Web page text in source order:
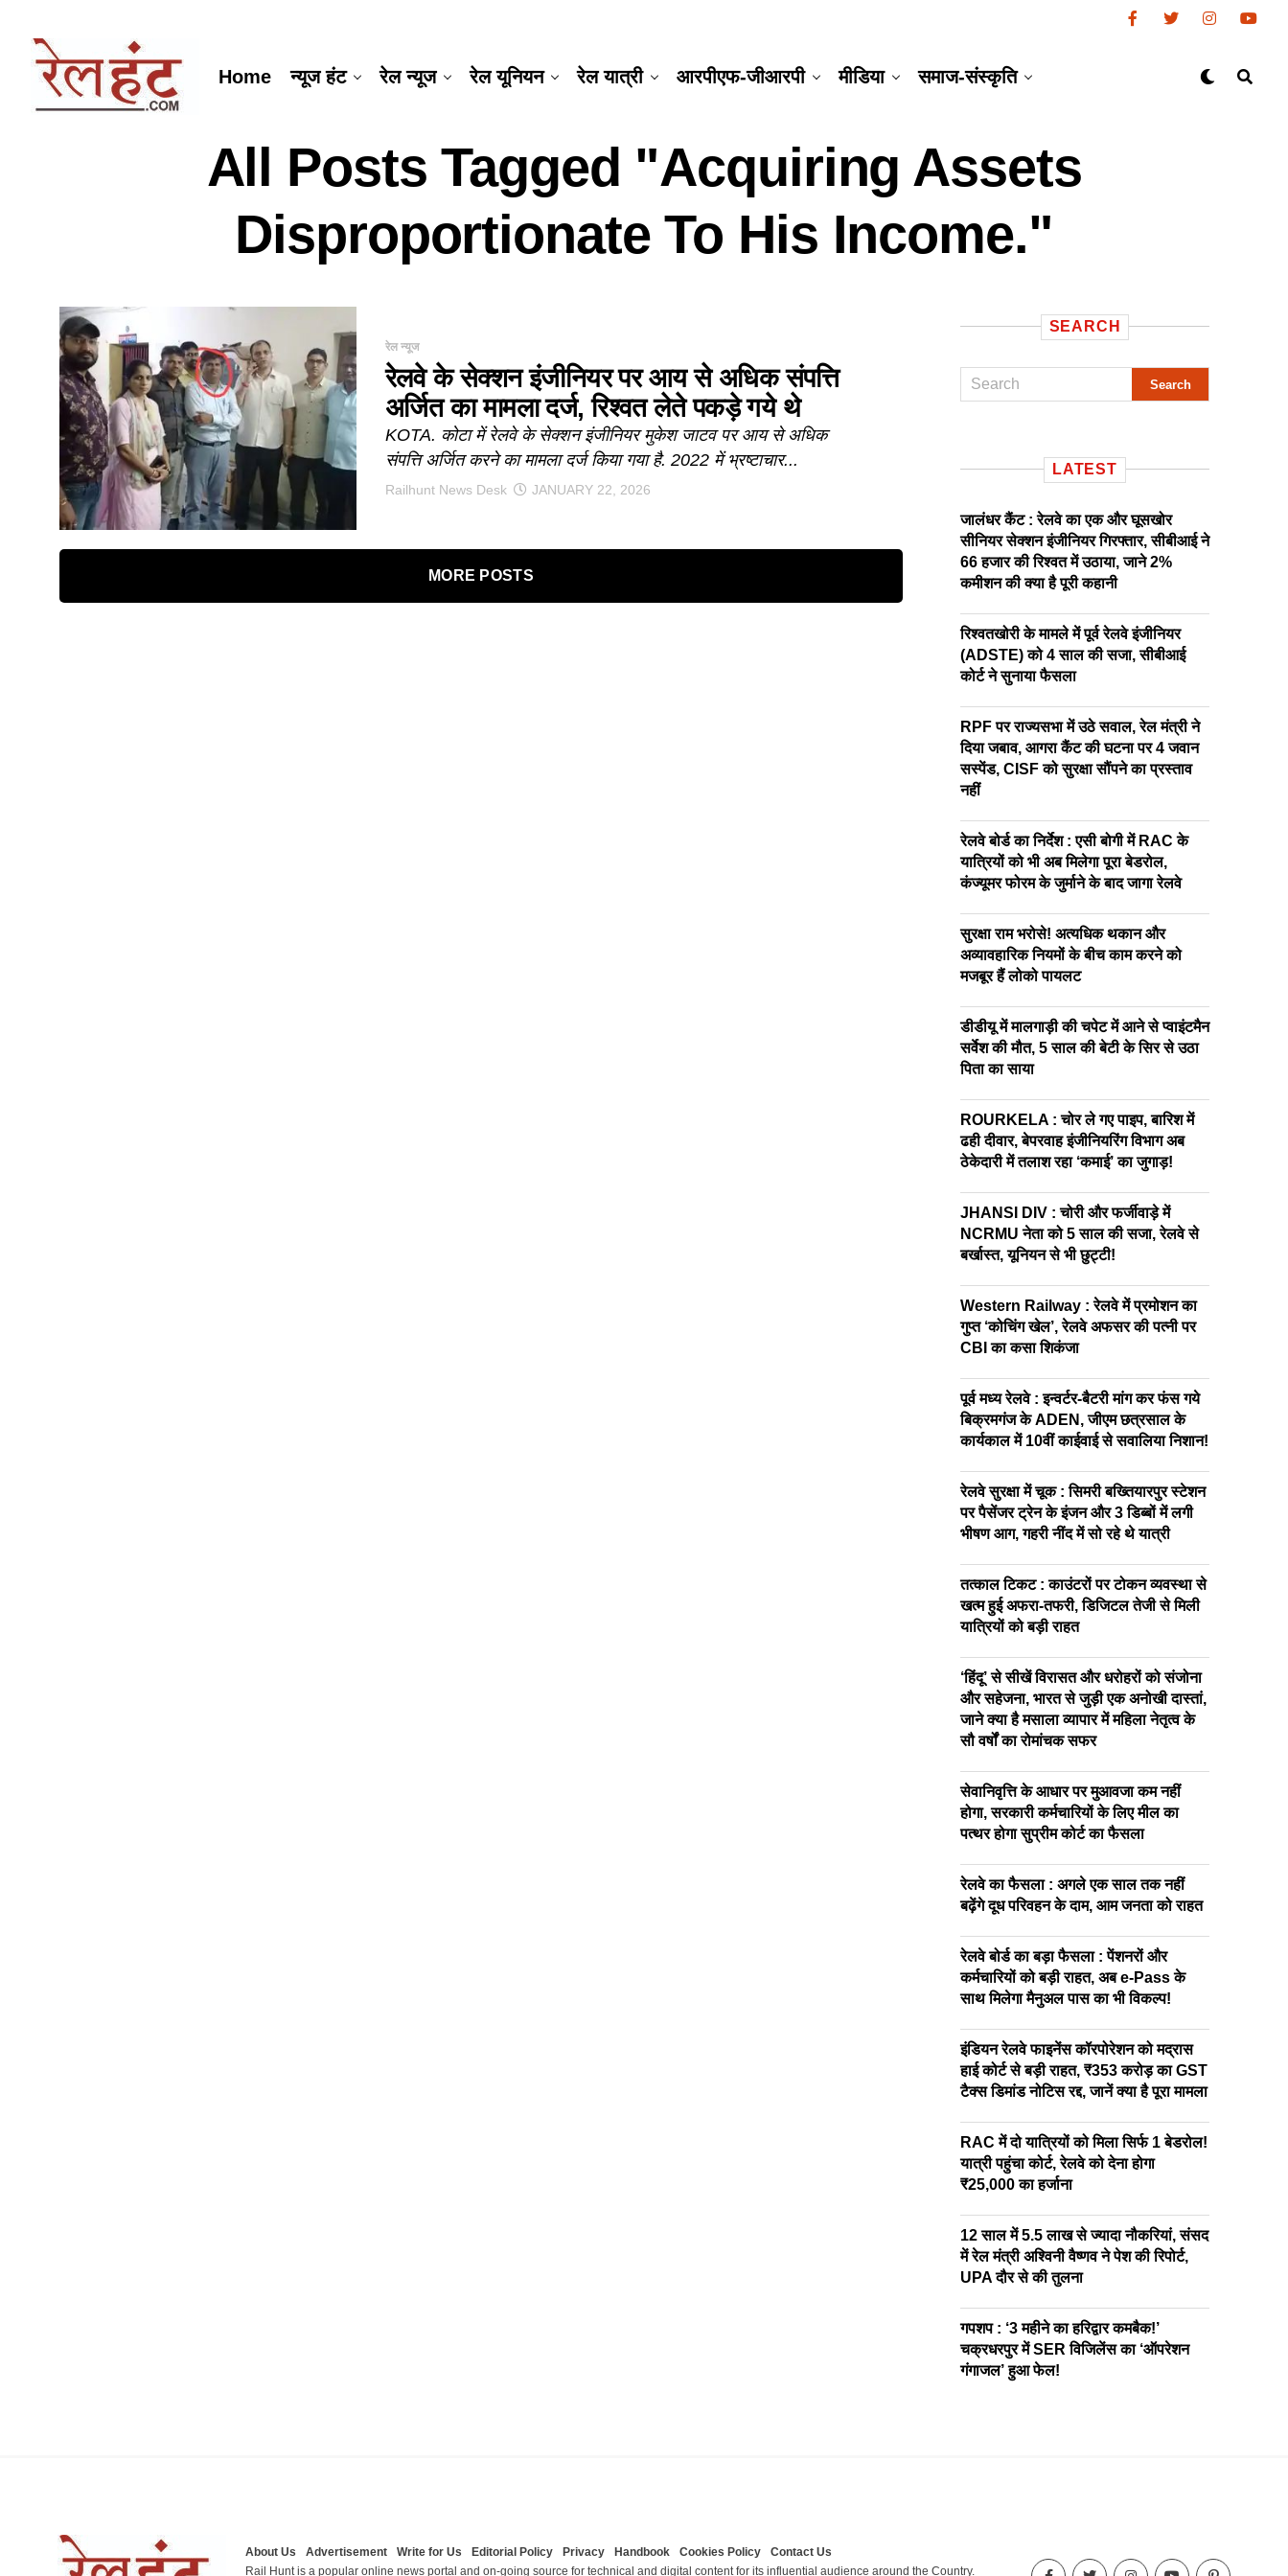
Home न्यूज हंट रेल न्यूज रेल यूनियन रेल यात्री आरपीएफ-जीआरपी मीडिया समाज-संस्कृति
All Posts Tagged "acquiring Assets
Disproportionate To His Income."
रेल न्यूज
रेलवे के सेक्शन इंजीनियर पर आय से अधिक संपत्ति
अर्जित का मामला दर्ज, रिश्वत लेते पकड़े गये थे
KOTA. कोटा में रेलवे के सेक्शन इंजीनियर मुकेश जाटव पर आय से अधिक
संपत्ति अर्जित करने का मामला दर्ज किया गया है. 2022 में भ्रष्टाचार...
Railhunt News Desk JANUARY 22, 2026
MORE POSTS
SEARCH
LATEST
जालंधर कैंट : रेलवे का एक और घूसखोर
सीनियर सेक्शन इंजीनियर गिरफ्तार, सीबीआई ने
66 हजार की रिश्वत में उठाया, जाने 2%
कमीशन की क्या है पूरी कहानी
रिश्वतखोरी के मामले में पूर्व रेलवे इंजीनियर
(ADSTE) को 4 साल की सजा, सीबीआई
कोर्ट ने सुनाया फैसला
RPF पर राज्यसभा में उठे सवाल, रेल मंत्री ने
दिया जबाव, आगरा कैंट की घटना पर 4 जवान
सस्पेंड, CISF को सुरक्षा सौंपने का प्रस्ताव
नहीं
रेलवे बोर्ड का निर्देश : एसी बोगी में RAC के
यात्रियों को भी अब मिलेगा पूरा बेडरोल,
कंज्यूमर फोरम के जुर्माने के बाद जागा रेलवे
सुरक्षा राम भरोसे! अत्यधिक थकान और
अव्यावहारिक नियमों के बीच काम करने को
मजबूर हैं लोको पायलट
डीडीयू में मालगाड़ी की चपेट में आने से प्वाइंटमैन
सर्वेश की मौत, 5 साल की बेटी के सिर से उठा
पिता का साया
ROURKELA : चोर ले गए पाइप, बारिश में
ढही दीवार, बेपरवाह इंजीनियरिंग विभाग अब
ठेकेदारी में तलाश रहा ‘कमाई’ का जुगाड़!
JHANSI DIV : चोरी और फर्जीवाड़े में
NCRMU नेता को 5 साल की सजा, रेलवे से
बर्खास्त, यूनियन से भी छुट्टी!
Western Railway : रेलवे में प्रमोशन का
गुप्त ‘कोचिंग खेल’, रेलवे अफसर की पत्नी पर
CBI का कसा शिकंजा
पूर्व मध्य रेलवे : इन्वर्टर-बैटरी मांग कर फंस गये
बिक्रमगंज के ADEN, जीएम छत्रसाल के
कार्यकाल में 10वीं काईवाई से सवालिया निशान!
रेलवे सुरक्षा में चूक : सिमरी बख्तियारपुर स्टेशन
पर पैसेंजर ट्रेन के इंजन और 3 डिब्बों में लगी
भीषण आग, गहरी नींद में सो रहे थे यात्री
तत्काल टिकट : काउंटरों पर टोकन व्यवस्था से
खत्म हुई अफरा-तफरी, डिजिटल तेजी से मिली
यात्रियों को बड़ी राहत
‘हिंदू’ से सीखें विरासत और धरोहरों को संजोना
और सहेजना, भारत से जुड़ी एक अनोखी दास्तां,
जाने क्या है मसाला व्यापार में महिला नेतृत्व के
सौ वर्षों का रोमांचक सफर
सेवानिवृत्ति के आधार पर मुआवजा कम नहीं
होगा, सरकारी कर्मचारियों के लिए मील का
पत्थर होगा सुप्रीम कोर्ट का फैसला
रेलवे का फैसला : अगले एक साल तक नहीं
बढ़ेंगे दूध परिवहन के दाम, आम जनता को राहत
रेलवे बोर्ड का बड़ा फैसला : पेंशनरों और
कर्मचारियों को बड़ी राहत, अब e-Pass के
साथ मिलेगा मैनुअल पास का भी विकल्प!
इंडियन रेलवे फाइनेंस कॉरपोरेशन को मद्रास
हाई कोर्ट से बड़ी राहत, ₹353 करोड़ का GST
टैक्स डिमांड नोटिस रद्द, जानें क्या है पूरा मामला
RAC में दो यात्रियों को मिला सिर्फ 1 बेडरोल!
यात्री पहुंचा कोर्ट, रेलवे को देना होगा
₹25,000 का हर्जाना
12 साल में 5.5 लाख से ज्यादा नौकरियां, संसद
में रेल मंत्री अश्विनी वैष्णव ने पेश की रिपोर्ट,
UPA दौर से की तुलना
गपशप : ‘3 महीने का हरिद्वार कमबैक!’
चक्रधरपुर में SER विजिलेंस का ‘ऑपरेशन
गंगाजल’ हुआ फेल!
About Us Advertisement Write for Us Editorial Policy Privacy Handbook Cookies Policy
Contact Us
Rail Hunt is a popular online news portal and on-going source for technical and digital content for its influential audience around the Country.